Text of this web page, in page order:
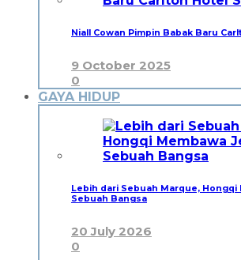
Niall Cowan Pimpin Babak Baru
9 October 2025
0
GAYA HIDUP
Lebih dari Sebuah Marque, Hongqi
Sebuah Bangsa
20 July 2026
0